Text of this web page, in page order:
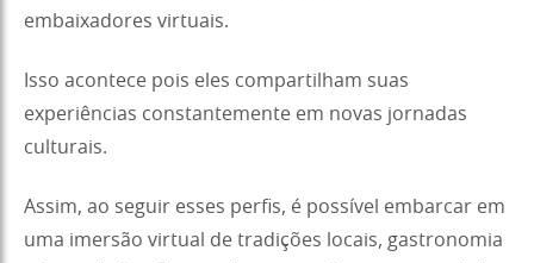
embaixadores virtuais.
Isso acontece pois eles compartilham suas
experiências constantemente em novas jornadas
culturais.
Assim, ao seguir esses perfis, é possível embarcar em
uma imersão virtual de tradições locais, gastronomia